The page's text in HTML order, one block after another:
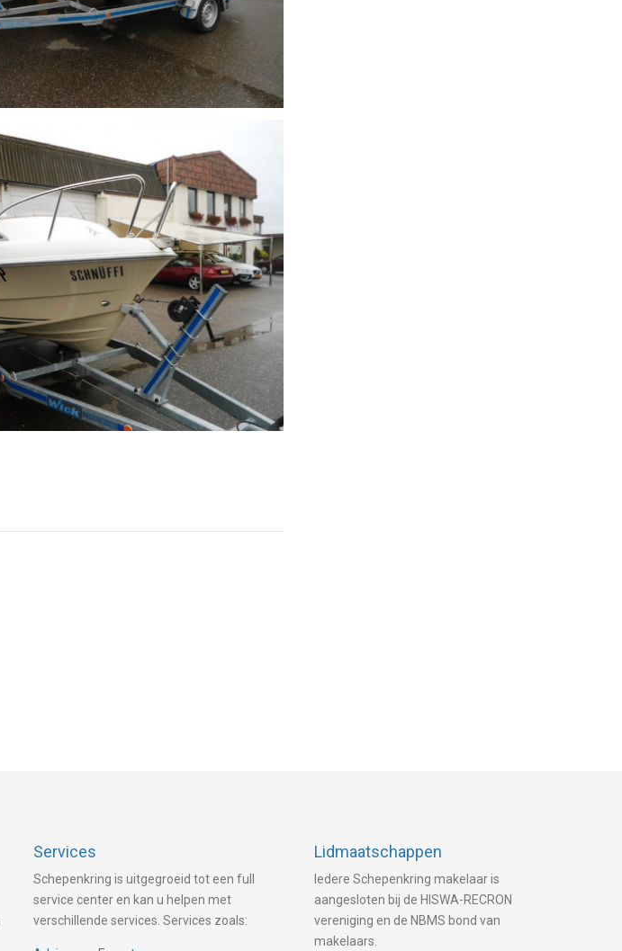
Services
Schepenkring is uitgegroeid tot een full
service center en kan u helpen met
verschillende services. Services zoals:
Lidmaatschappen
Iedere Schepenkring makelaar is
aangesloten bij de HISWA-RECRON
vereniging en de NBMS bond van
makelaars.